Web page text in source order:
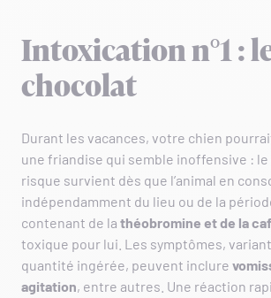
Intoxication n°1 :
chocolat
Durant les vacances, votre chien
une friandise qui semble inoffensive :
risque survient dès que l’animal en
indépendamment du lieu ou de la
contenant de la théobromine et de la
toxique pour lui. Les symptômes,
quantité ingérée, peuvent inclure
agitation, entre autres. Une réaction